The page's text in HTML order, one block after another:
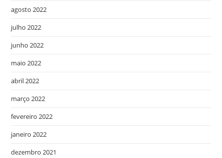
agosto 2022
julho 2022
junho 2022
maio 2022
abril 2022
março 2022
fevereiro 2022
janeiro 2022
dezembro 2021